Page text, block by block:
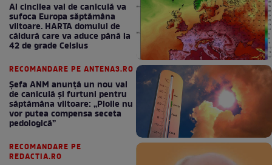
Al cincilea val de caniculă va
sufoca Europa săptămâna
viitoare. HARTA domului de
căldură care va aduce până la
42 de grade Celsius
RECOMANDARE PE ANTENA3.RO
Șefa ANM anunță un nou val
de caniculă și furtuni pentru
săptămâna viitoare: „Ploile nu
vor putea compensa seceta
pedologică”
RECOMANDARE PE
REDACTIA.RO